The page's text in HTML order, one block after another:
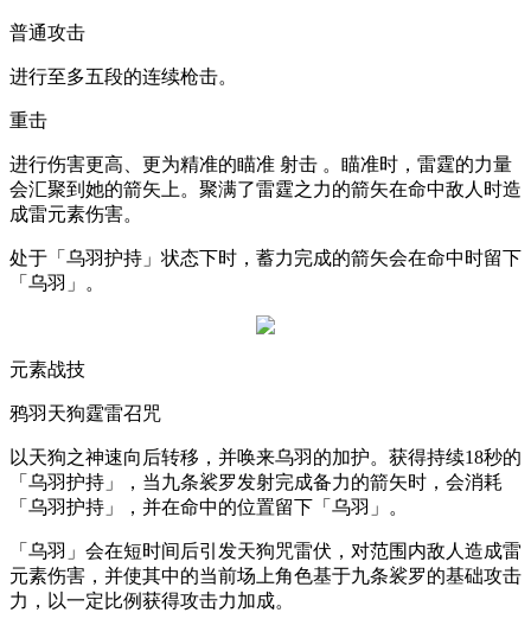
普通攻击
进行至多五段的连续枪击。
重击
进行伤害更高、更为精准的瞄准 射击 。瞄准时，雷霆的力量
会汇聚到她的箭矢上。聚满了雷霆之力的箭矢在命中敌人时造
成雷元素伤害。
处于「乌羽护持」状态下时，蓄力完成的箭矢会在命中时留下
「乌羽」。
元素战技
鸦羽天狗霆雷召咒
以天狗之神速向后转移，并唤来乌羽的加护。获得持续18秒的
「乌羽护持」，当九条裟罗发射完成备力的箭矢时，会消耗
「乌羽护持」，并在命中的位置留下「乌羽」。
「乌羽」会在短时间后引发天狗咒雷伏，对范围内敌人造成雷
元素伤害，并使其中的当前场上角色基于九条裟罗的基础攻击
力，以一定比例获得攻击力加成。